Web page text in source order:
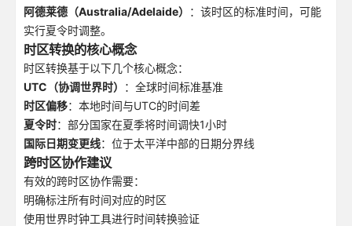
阿德莱德（Australia/Adelaide）
：该时区的标准时间，可能
实行夏令时调整。
时区转换的核心概念
时区转换基于以下几个核心概念：
UTC（协调世界时）
：全球时间标准基准
时区偏移：本地时间与UTC的时间差
夏令时：部分国家在夏季将时间调快1小时
国际日期变更线：位于太平洋中部的日期分界线
跨时区协作建议
有效的跨时区协作需要：
明确标注所有时间对应的时区
使用世界时钟工具进行时间转换验证